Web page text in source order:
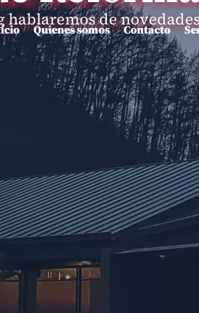
Quienes somos Contacto
hablaremos de